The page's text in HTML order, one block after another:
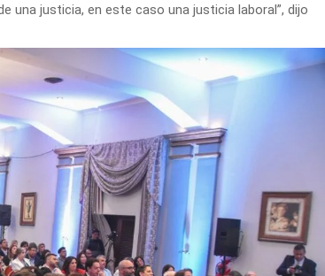
una justicia, en este caso una justicia laboral”, dijo